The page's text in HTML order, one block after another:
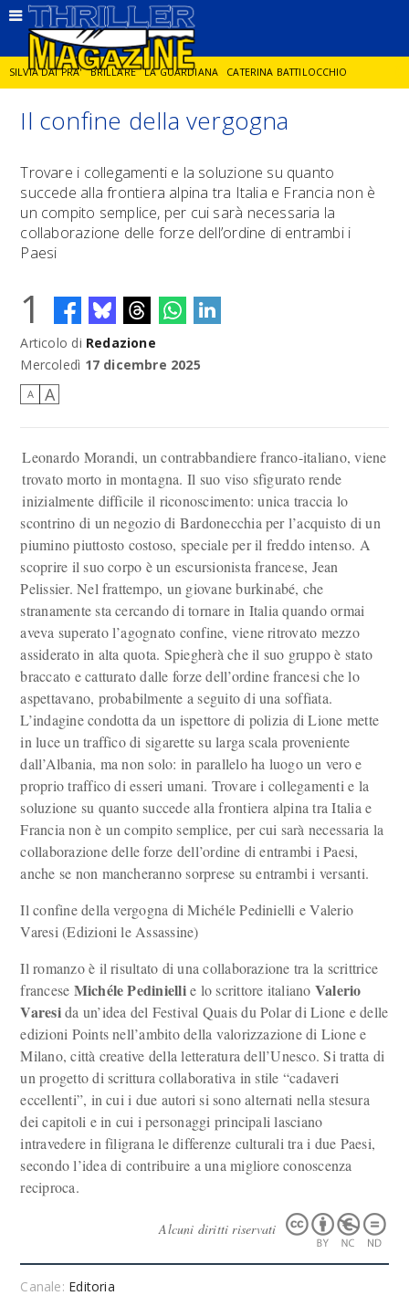
SILVIA DAI PRA' BRILLARE LA GUARDIANA CATERINA BATTILOCCHIO
JORGE DIAZ LA SPIA DELITTO IN CORNICE GIANCARLO DE CATALDO
DIEGO ZANDEL GLI ANNI DI PIETRA
Il confine della vergogna
Trovare i collegamenti e la soluzione su quanto
succede alla frontiera alpina tra Italia e Francia non è
un compito semplice, per cui sarà necessaria la
collaborazione delle forze dell’ordine di entrambi i
Paesi
1
Articolo di Redazione
Mercoledì 17 dicembre 2025
A A
Leonardo Morandi, un contrabbandiere franco-italiano, viene
trovato morto in montagna. Il suo viso sfigurato rende
inizialmente difficile il riconoscimento: unica traccia lo
scontrino di un negozio di Bardonecchia per l’acquisto di un
piumino piuttosto costoso, speciale per il freddo intenso. A
scoprire il suo corpo è un escursionista francese, Jean
Pelissier. Nel frattempo, un giovane burkinabé, che
stranamente sta cercando di tornare in Italia quando ormai
aveva superato l’agognato confine, viene ritrovato mezzo
assiderato in alta quota. Spiegherà che il suo gruppo è stato
braccato e catturato dalle forze dell’ordine francesi che lo
aspettavano, probabilmente a seguito di una soffiata.
L’indagine condotta da un ispettore di polizia di Lione mette
in luce un traffico di sigarette su larga scala proveniente
dall’Albania, ma non solo: in parallelo ha luogo un vero e
proprio traffico di esseri umani. Trovare i collegamenti e la
soluzione su quanto succede alla frontiera alpina tra Italia e
Francia non è un compito semplice, per cui sarà necessaria la
collaborazione delle forze dell’ordine di entrambi i Paesi,
anche se non mancheranno sorprese su entrambi i versanti.
Il confine della vergogna di Michéle Pedinielli e Valerio
Varesi (Edizioni le Assassine)
Il romanzo è il risultato di una collaborazione tra la scrittrice
francese Michéle Pediniellie lo scrittore italiano Valerio
Varesida un’idea del Festival Quais du Polar di Lione e delle
edizioni Points nell’ambito della valorizzazione di Lione e
Milano, città creative della letteratura dell’Unesco. Si tratta di
un progetto di scrittura collaborativa in stile “cadaveri
eccellenti”, in cui i due autori si sono alternati nella stesura
dei capitoli e in cui i personaggi principali lasciano
intravedere in filigrana le differenze culturali tra i due Paesi,
secondo l’idea di contribuire a una migliore conoscenza
reciproca.
Alcuni diritti riservati
Canale: Editoria